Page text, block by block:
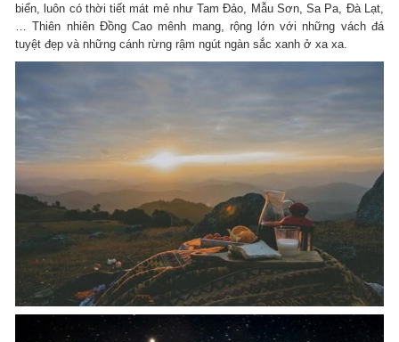
biển, luôn có thời tiết mát mẻ như Tam Đảo, Mẫu Sơn, Sa Pa, Đà Lạt,
… Thiên nhiên Đồng Cao mênh mang, rộng lớn với những vách đá
tuyệt đẹp và những cánh rừng rậm ngút ngàn sắc xanh ở xa xa.